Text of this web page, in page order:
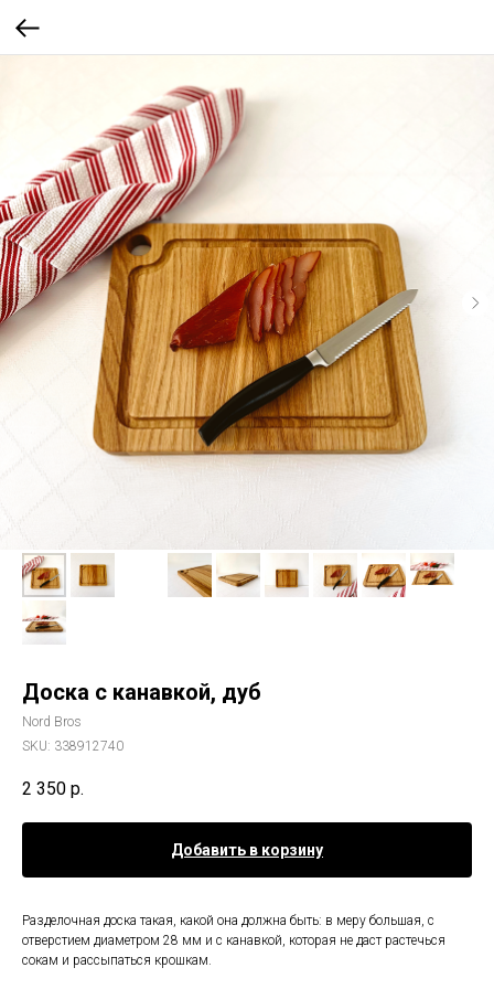
Доска с канавкой, дуб
Nord Bros
SKU: 338912740
2 350 р.
Добавить в корзину
Разделочная доска такая, какой она должна быть: в меру большая, с
отверстием диаметром 28 мм и с канавкой, которая не даст растечься
сокам и рассыпаться крошкам.